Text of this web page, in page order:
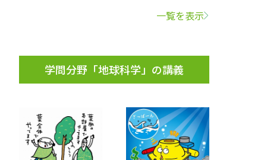
一覧を表示
学問分野「地球科学」の講義